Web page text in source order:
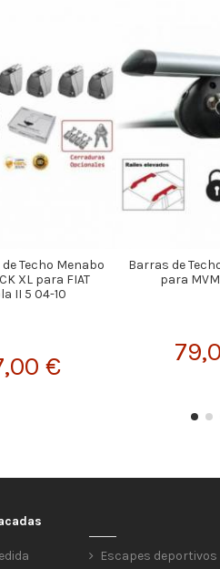
Techo Menabo
XL para FIAT
II 5 04-10
€
Barras de
para
Escapes deportivos